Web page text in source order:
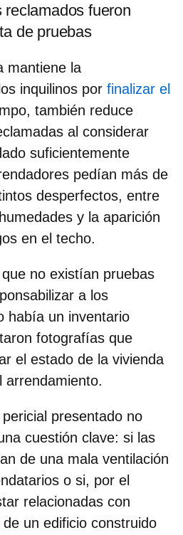
fueron
de pruebas
mantiene la
inquilinos por finalizar el
también reduce
al considerar
suficientemente
pedían más de
desperfectos, entre
humedades y la aparición
en el techo.
no existían pruebas
a los
había un inventario
fotografías que
el estado de la vivienda
arrendamiento.
presentado no
cuestión clave: si las
de una mala ventilación
o si, por el
relacionadas con
un edificio construido